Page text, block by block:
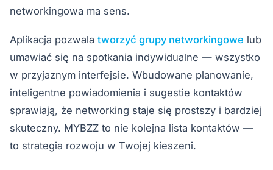
networkingowa ma sens.
Aplikacja pozwala tworzyć grupy networkingowe lub
umawiać się na spotkania indywidualne — wszystko
w przyjaznym interfejsie. Wbudowane planowanie,
inteligentne powiadomienia i sugestie kontaktów
sprawiają, że networking staje się prostszy i bardziej
skuteczny. MYBZZ to nie kolejna lista kontaktów —
to strategia rozwoju w Twojej kieszeni.